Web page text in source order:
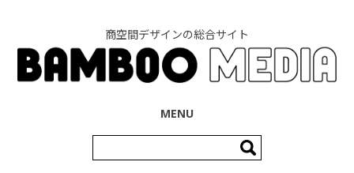
商空間デザインの総合サイト
MENU
索: